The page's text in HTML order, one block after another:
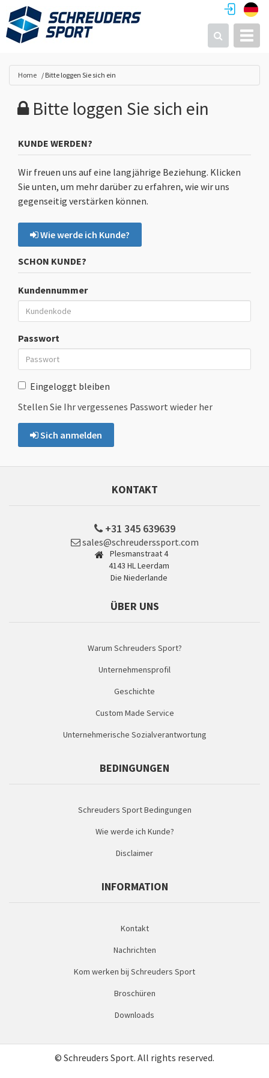
Suchen
Home Bitte loggen Sie sich ein
Bitte loggen Sie sich ein
KUNDE WERDEN?
Wir freuen uns auf eine langjährige Beziehung. Klicken
Sie unten, um mehr darüber zu erfahren, wie wir uns
gegenseitig verstärken können.
Wie werde ich Kunde?
SCHON KUNDE?
Kundennummer
Passwort
Eingeloggt bleiben
Stellen Sie Ihr vergessenes Passwort wieder her
Sich anmelden
KONTAKT
+31 345 639639
sales@schreuderssport.com
Plesmanstraat 4
4143 HL Leerdam
Die Niederlande
ÜBER UNS
Warum Schreuders Sport?
Unternehmensprofil
Geschichte
Custom Made Service
Unternehmerische Sozialverantwortung
BEDINGUNGEN
Schreuders Sport Bedingungen
Wie werde ich Kunde?
Disclaimer
INFORMATION
Kontakt
Nachrichten
Kom werken bij Schreuders Sport
Broschüren
Downloads
© Schreuders Sport. All rights reserved.